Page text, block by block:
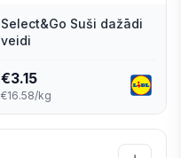
Select&Go Suši dažādi
veidi
€3.15
€16.58/kg